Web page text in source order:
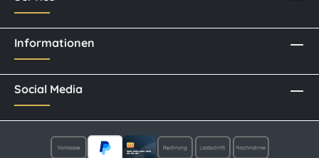
Social Media
Informationen